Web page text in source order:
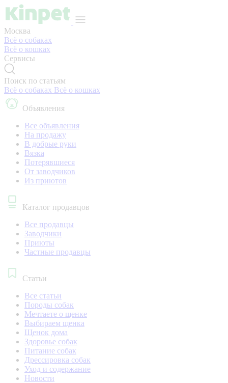
Москва
Всё о собаках
Всё о кошках
Сервисы
Поиск по статьям
Всё о собаках Всё о кошках
Объявления
Все объявления
На продажу
В добрые руки
Вязка
Потерявшиеся
От заводчиков
Из приютов
Каталог продавцов
Все продавцы
Заводчики
Приюты
Частные продавцы
Статьи
Все статьи
Породы собак
Мечтаете о щенке
Выбираем щенка
Щенок дома
Здоровье собак
Питание собак
Дрессировка собак
Уход и содержание
Новости